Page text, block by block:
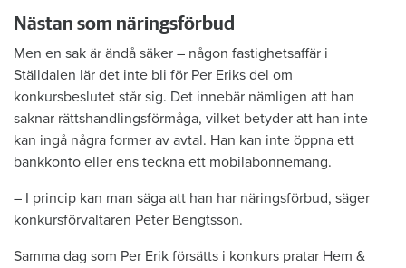
Nästan som näringsförbud
Men en sak är ändå säker – någon fastighetsaffär i
Ställdalen lär det inte bli för Per Eriks del om
konkursbeslutet står sig. Det innebär nämligen att han
saknar rättshandlingsförmåga, vilket betyder att han inte
kan ingå några former av avtal. Han kan inte öppna ett
bankkonto eller ens teckna ett mobilabonnemang.
– I princip kan man säga att han har näringsförbud, säger
konkursförvaltaren Peter Bengtsson.
Samma dag som Per Erik försätts i konkurs pratar Hem &